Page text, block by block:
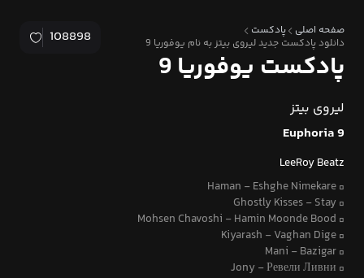
صفحه اصلی
پادکست
دانلود پادکست جدید لیروی بیتز به نام یوفوریا 9
108898
پادکست یوفوریا 9
لیروی بیتز
Euphoria 9
LeeRoy Beatz
▫️ Haman - Eshghe Nimekare
▫️ Ghostly Kisses - Stay
▫️ Mohsen Chavoshi - Hamin Moonde Bood
▫️ Kiyarash - Vaghan Dige
▫️ Mani - Bazigar
▫️ Jony - Ревели Ливни